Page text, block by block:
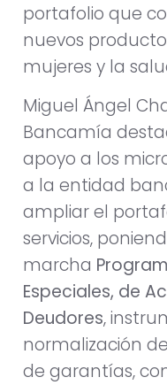
portafolio que
nuevos
mujeres y la
Miguel Ángel
Bancamía
apoyo a los
a la entidad
ampliar el
servicios,
marcha
Especiales, de
Deudores,
normalización
de garantías,